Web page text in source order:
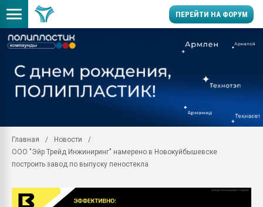
ПЕРЕЙТИ НА ФОРУМ
Вакуум-формовочные
28.07.2026
Всё, что касается
Главная
Новости
ООО "Эйр Трейд Инжиниринг" намерено в Новокуйбышевске
построить завод по выпуску пеностекла